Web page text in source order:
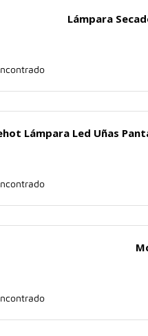
Lámpara
Lámpara Led Uñas